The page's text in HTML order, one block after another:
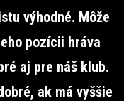
výhodné. Môže
pozícii hráva
aj pre náš klub.
ak má vyššie